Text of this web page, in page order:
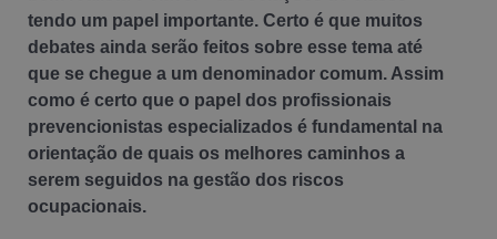
tendo um papel importante. Certo é que muitos
debates ainda serão feitos sobre esse tema até
que se chegue a um denominador comum. Assim
como é certo que o papel dos profissionais
prevencionistas especializados é fundamental na
orientação de quais os melhores caminhos a
serem seguidos na gestão dos riscos
ocupacionais.